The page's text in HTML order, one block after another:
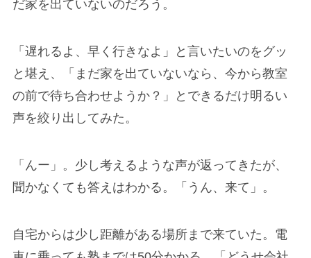
だ家を出ていないのだろう。
「遅れるよ、早く行きなよ」と言いたいのをグッ
と堪え、「まだ家を出ていないなら、今から教室
の前で待ち合わせようか？」とできるだけ明るい
声を絞り出してみた。
「んー」。少し考えるような声が返ってきたが、
聞かなくても答えはわかる。「うん、来て」。
自宅からは少し距離がある場所まで来ていた。電